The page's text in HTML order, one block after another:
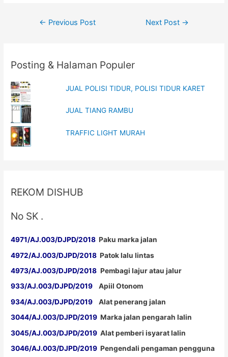
)
e
w
w
)
Post
← Previous Post Next Post →
Posting & Halaman Populer
JUAL POLISI TIDUR, POLISI TIDUR KARET
JUAL TIANG RAMBU
TRAFFIC LIGHT MURAH
REKOM DISHUB
No SK .
4971/AJ.003/DJPD/2018 Paku marka jalan
4972/AJ.003/DJPD/2018 Patok lalu lintas
4973/AJ.003/DJPD/2018 Pembagi lajur atau jalur
933/AJ.003/DJPD/2019 Apiil Otonom
934/AJ.003/DJPD/2019 Alat penerang jalan
3044/AJ.003/DJPD/2019 Marka jalan pengarah lalin
3045/AJ.003/DJPD/2019 Alat pemberi isyarat lalin
3046/AJ.003/DJPD/2019 Pengendali pengaman pengguna